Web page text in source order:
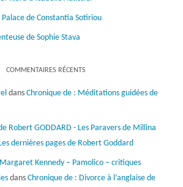
de Constantia Sotiriou
de Sophie Stava
COMMENTAIRES RÉCENTS
dans Chronique de : Méditations guidées de
Robert GODDARD - Les Paravers de Millina
dernières pages de Robert Goddard
Kennedy – Pamolico – critiques
dans Chronique de : Divorce à l’anglaise de